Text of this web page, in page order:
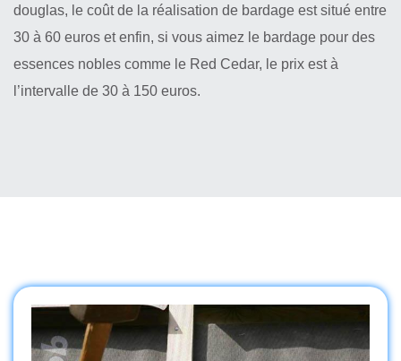
douglas, le coût de la réalisation de bardage est situé entre
30 à 60 euros et enfin, si vous aimez le bardage pour des
essences nobles comme le Red Cedar, le prix est à
l’intervalle de 30 à 150 euros.